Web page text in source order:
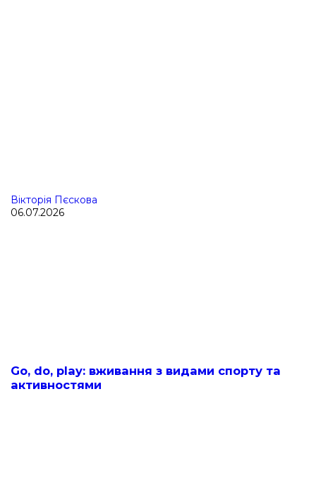
Вікторія Пєскова
06.07.2026
Go, do, play: вживання з видами спорту та
активностями